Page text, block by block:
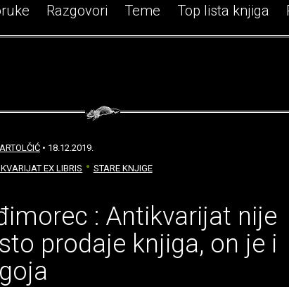
Razgovori Teme Top lista knjiga
• 18.12.2019.
EX LIBRIS STARE KNJIGE
: Antikvarijat nije
prodaje knjiga, on je i